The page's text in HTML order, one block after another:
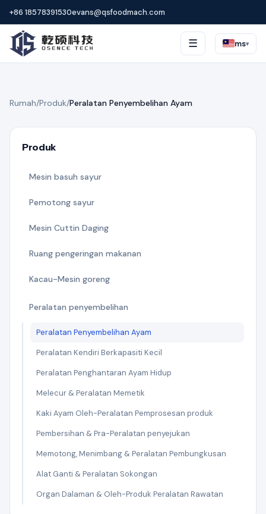
+86 18578391530evans@qsfoodmach.com
☰ ms▾
Rumah/Produk/Peralatan Penyembelihan Ayam
Produk
Mesin basuh sayur
Pemotong sayur
Mesin Cuttin Daging
Ruang pengeringan makanan
Kacau-Mesin goreng
Peralatan penyembelihan
Peralatan Penyembelihan Ayam
Peralatan Kendiri Berkapasiti Kecil
Peralatan Penghantaran Ayam Hidup
Melecur & Peralatan Memetik
Kaki Ayam Oleh-Peralatan Pemprosesan produk
Pembersihan & Pra-Peralatan penyejukan
Memotong, Menimbang & Peralatan Pembungkusan
Alat Ganti & Peralatan Sokongan
Organ Dalaman & Oleh-Produk Peralatan Rawatan